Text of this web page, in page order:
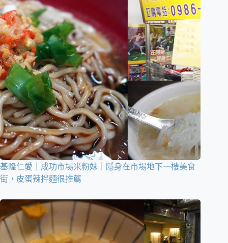
基隆仁愛｜成功市場米粉妹｜隱身在市場地下一樓美食
街，皮蛋辣拌麵很推薦